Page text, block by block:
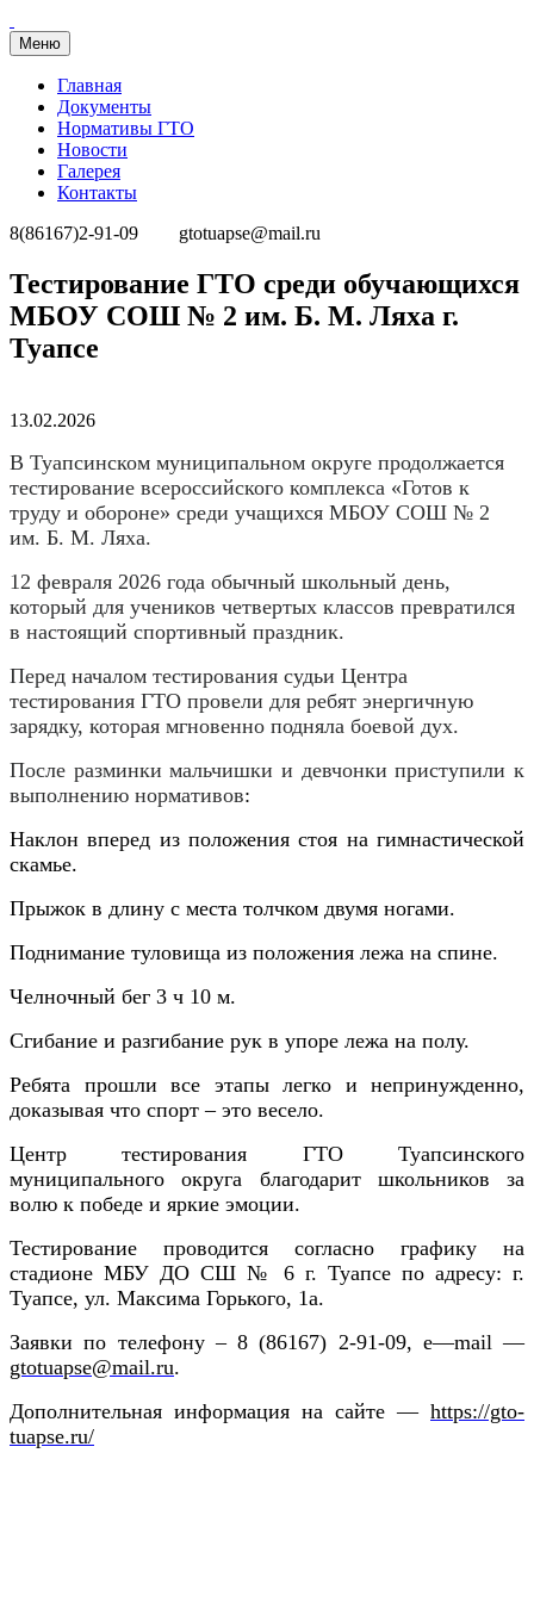
Меню
Главная
Документы
Нормативы ГТО
Новости
Галерея
Контакты
8(86167)2-91-09
gtotuapse@mail.ru
Перейти
к
содержимому
Тестирование ГТО среди обучающихся
МБОУ СОШ № 2 им. Б. М. Ляха г.
Туапсе
Опубликовано
13.02.2026
В Туапсинском муниципальном округе продолжается
тестирование всероссийского комплекса «Готов к
труду и обороне» среди учащихся МБОУ СОШ № 2
им. Б. М. Ляха.
12 февраля 2026 года обычный школьный день,
который для учеников четвертых классов превратился
в настоящий спортивный праздник.
Перед началом тестирования судьи Центра
тестирования ГТО провели для ребят энергичную
зарядку, которая мгновенно подняла боевой дух.
После разминки мальчишки и девчонки приступили к
выполнению нормативов:
Наклон вперед из положения стоя на гимнастической
скамье.
Прыжок в длину с места толчком двумя ногами.
Поднимание туловища из положения лежа на спине.
Челночный бег 3 ч 10 м.
Сгибание и разгибание рук в упоре лежа на полу.
Ребята прошли все этапы легко и непринужденно,
доказывая что спорт – это весело.
Центр тестирования ГТО Туапсинского
муниципального округа благодарит школьников за
волю к победе и яркие эмоции.
Тестирование проводится согласно графику на
стадионе МБУ ДО СШ № 6 г. Туапсе по адресу: г.
Туапсе, ул. Максима Горького, 1а.
Заявки по телефону – 8 (86167) 2-91-09, e—mail —
gtotuapse@mail.ru.
Дополнительная информация на сайте — https://gto-
tuapse.ru/